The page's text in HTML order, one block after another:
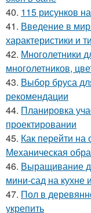
40. 115 рисунков
41. Введение в
характеристики и
42. Многолетники
многолетников,
43. Выбор бруса
рекомендации
44. Планировка
проектировании
45. Как перейти на
Механическая
46. Выращивание
мини-сад на кухне
47. Пол в
укрепить